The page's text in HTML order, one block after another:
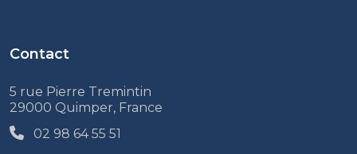
Contact
5 rue Pierre Tremintin
29000 Quimper, France
02 98 64 55 51